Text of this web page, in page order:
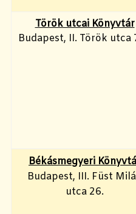
Török utcai Könyvtár
Budapest, II. Török utca
Békásmegyeri
Budapest, III. Füst
utca 26.